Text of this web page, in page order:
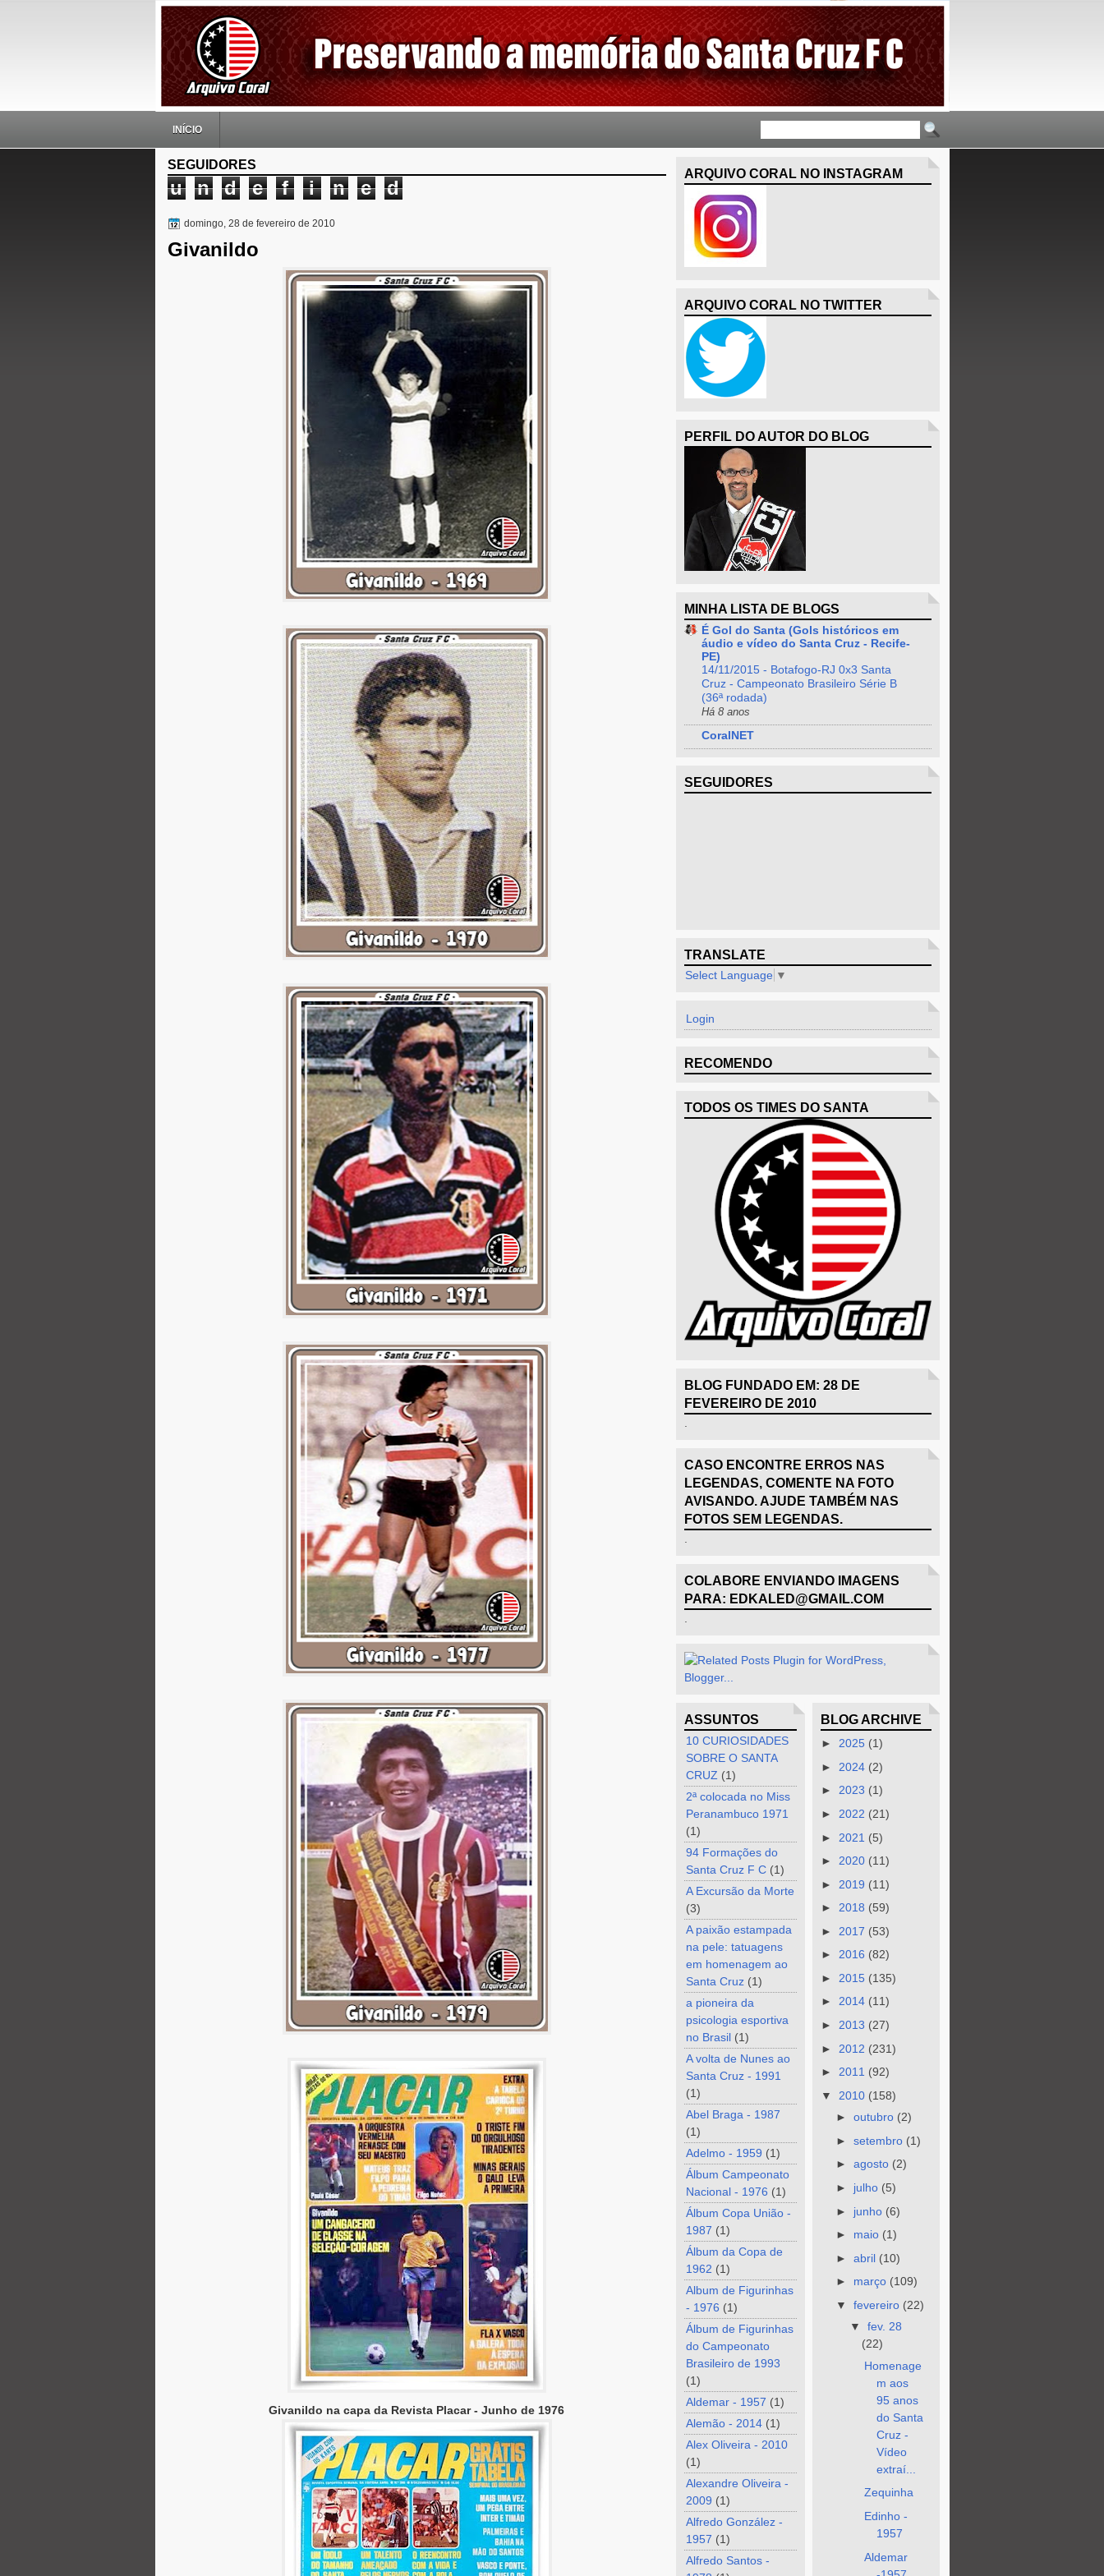
INÍCIO
SEGUIDORES
u n d e f i n e d
domingo, 28 de fevereiro de 2010
Givanildo
Givanildo na capa da Revista Placar - Junho de 1976
ARQUIVO CORAL NO INSTAGRAM
ARQUIVO CORAL NO TWITTER
PERFIL DO AUTOR DO BLOG
MINHA LISTA DE BLOGS
É Gol do Santa (Gols históricos em
áudio e vídeo do Santa Cruz - Recife-
PE)
14/11/2015 - Botafogo-RJ 0x3 Santa
Cruz - Campeonato Brasileiro Série B
(36ª rodada)
Há 8 anos
CoralNET
SEGUIDORES
TRANSLATE
Select Language ▼
Login
RECOMENDO
TODOS OS TIMES DO SANTA
BLOG FUNDADO EM: 28 DE
FEVEREIRO DE 2010
CASO ENCONTRE ERROS NAS
LEGENDAS, COMENTE NA FOTO
AVISANDO. AJUDE TAMBÉM NAS
FOTOS SEM LEGENDAS.
COLABORE ENVIANDO IMAGENS
PARA: EDKALED@GMAIL.COM
ASSUNTOS
10 CURIOSIDADES
SOBRE O SANTA
CRUZ (1)
2ª colocada no Miss
Peranambuco 1971
(1)
94 Formações do
Santa Cruz F C (1)
A Excursão da Morte
(3)
A paixão estampada
na pele: tatuagens
em homenagem ao
Santa Cruz (1)
a pioneira da
psicologia esportiva
no Brasil (1)
A volta de Nunes ao
Santa Cruz - 1991
(1)
Abel Braga - 1987
(1)
Adelmo - 1959 (1)
Álbum Campeonato
Nacional - 1976 (1)
Álbum Copa União -
1987 (1)
Álbum da Copa de
1962 (1)
Album de Figurinhas
- 1976 (1)
Álbum de Figurinhas
do Campeonato
Brasileiro de 1993
(1)
Aldemar - 1957 (1)
Alemão - 2014 (1)
Alex Oliveira - 2010
(1)
Alexandre Oliveira -
2009 (1)
Alfredo González -
1957 (1)
Alfredo Santos -
BLOG ARCHIVE
►2025 (1)
► 2024 (2)
►2023 (1)
► 2022 (21)
► 2021 (5)
► 2020 (11)
► 2019 (11)
►2018 (59)
► 2017 (53)
►2016 (82)
► 2015 (135)
►2014 (11)
► 2013 (27)
► 2012 (231)
► 2011 (92)
▼ 2010 (158)
► outubro (2)
► setembro (1)
► agosto (2)
► julho (5)
► junho (6)
► maio (1)
► abril (10)
► março (109)
▼ fevereiro (22)
▼ fev. 28
(22)
Homenage
m aos
95 anos
do Santa
Cruz -
Vídeo
extraí...
Zequinha
Edinho -
1957
Aldemar